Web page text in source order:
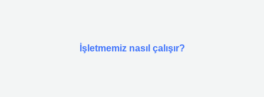
İşletmemiz nasıl çalışır?